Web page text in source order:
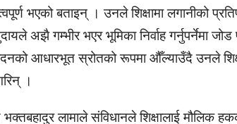
भएको बताइन् । उनले शिक्षामा लगानीको
अझै गम्भीर भएर भूमिका निर्वाह गर्नुपर्नेमा
आधारभूत स्रोतको रूपमा औँल्याउँदै उनले
।
भक्तबहादुर लामाले संविधानले शिक्षालाई मौलिक